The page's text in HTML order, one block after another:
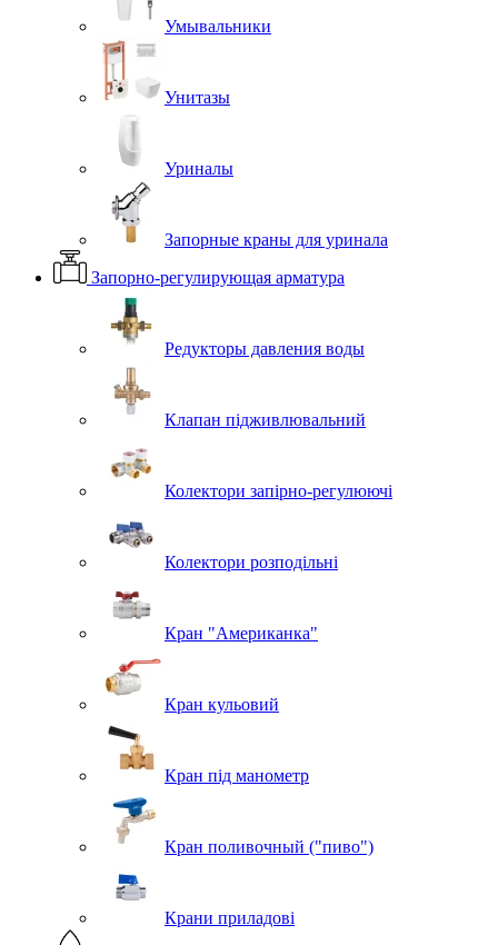
Умывальники
Унитазы
Уриналы
Запорные краны для уринала
Запорно-регулирующая арматура
Редукторы давления воды
Клапан підживлювальний
Колектори запірно-регулюючі
Колектори розподільні
Кран "Американка"
Кран кульовий
Кран під манометр
Кран поливочный ("пиво")
Крани приладові